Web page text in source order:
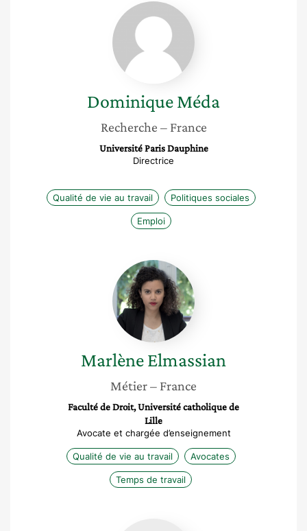
Dominique
Méda
DominiqueMéda
Recherche – France
Université Paris Dauphine
Directrice
Qualité de vie au travail Politiques sociales
Emploi
Marlène
Elmassian
MarlèneElmassian
Métier– France
Faculté de Droit, Université catholique de
Lille
Avocate et chargée d’enseignement
Qualité de vie au travail Avocates
Temps de travail